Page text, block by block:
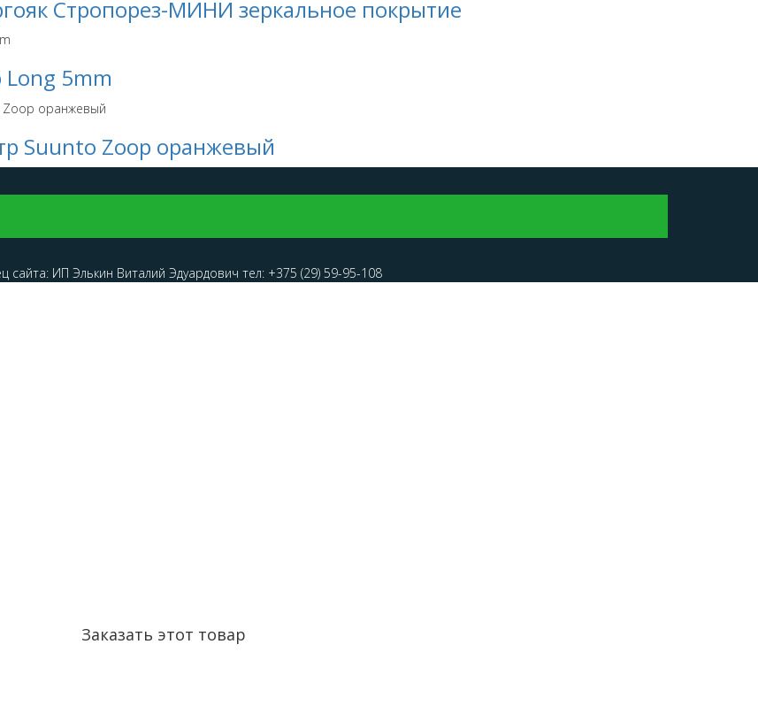
Стропорез-МИНИ зеркальное покрытие
5mm
Suunto Zoop оранжевый
ИП Элькин Виталий Эдуардович тел: +375 (29) 59-95-108
Заказать этот товар